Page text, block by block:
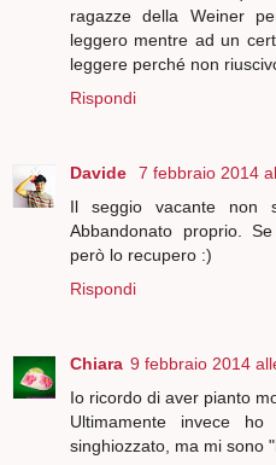
ragazze della Weiner
leggero mentre ad un
leggere perché non
Rispondi
Davide
7 febbraio 2014
Il seggio vacante non
Abbandonato proprio.
però lo recupero :)
Rispondi
Chiara 9 febbraio 2014
Io ricordo di aver pianto
Ultimamente invece
singhiozzato, ma mi sono